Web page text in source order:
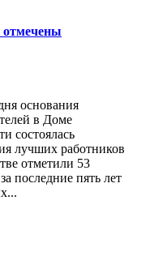
отмечены
основания
в Доме
состоялась
лучших работников
отметили 53
последние пять лет